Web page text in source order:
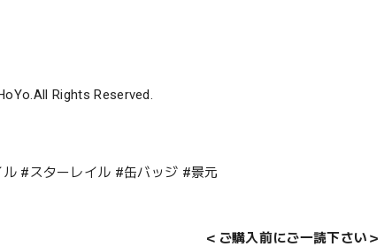
Rights Reserved.
#スターレイル #缶バッジ #景元
＜ご購入前にご一読下さい＞